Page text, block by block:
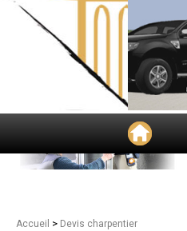
Accueil > Devis charpentier